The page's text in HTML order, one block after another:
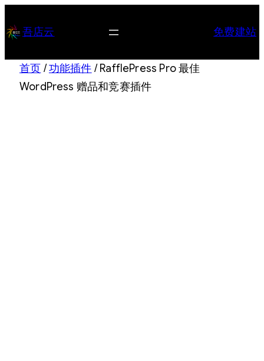
至 吾店云 免费建站
首页 /功能插件 / RafflePress Pro 最佳
WordPress 赠品和竞赛插件